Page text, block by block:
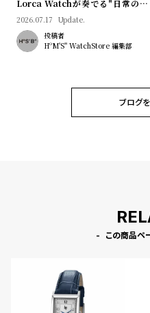
る
質
合
わ
Lorca Watchが奏でる"日常のロ
マン"｜Brand Picks #08
2026.07.17 Update.
投稿者
HºM'S" WatchStore 編集部
ブログ
この商品ペ